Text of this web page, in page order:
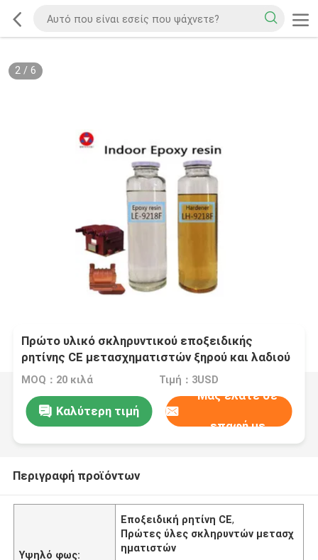
2/ 6
Πρώτο υλικό σκληρυντικού εποξειδικής
ρητίνης CE μετασχηματιστών ξηρού και λαδιού
MOQ：20 κιλά Τιμή：3USD
Καλύτερη τιμή
Μας ελάτε σε
επαφή με
Περιγραφή προϊόντων
Υψηλό φως:
Εποξειδική ρητίνη CE,
Πρώτες ύλες σκληρυντών μετασχ
ηματιστών